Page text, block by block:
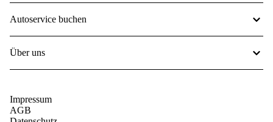
Autoservice buchen
Über uns
Impressum
AGB